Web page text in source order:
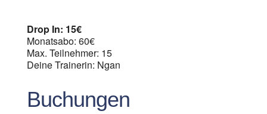
Drop In: 15€
Monatsabo: 60€
Max. Teilnehmer: 15
Deine Trainerin: Ngan
Buchungen